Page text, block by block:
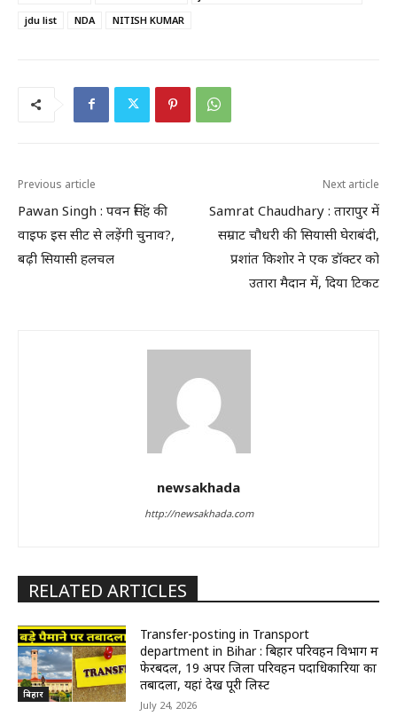
jdu list
NDA NITISH KUMAR
Previous article
Pawan Singh : पवन सिंह की
वाइफ इस सीट से लड़ेंगी चुनाव?,
बढ़ी सियासी हलचल
Next article
Samrat Chaudhary : तारापुर में
सम्राट चौधरी की सियासी घेराबंदी,
प्रशांत किशोर ने एक डॉक्टर को
उतारा मैदान में, दिया टिकट
newsakhada
http://newsakhada.com
RELATED ARTICLES
बिहार
Transfer-posting in Transport
department in Bihar : बिहार परिवहन विभाग में
फेरबदल, 19 अपर जिला परिवहन पदाधिकारियों का
तबादला, यहां देखें पूरी लिस्ट
July 24, 2026